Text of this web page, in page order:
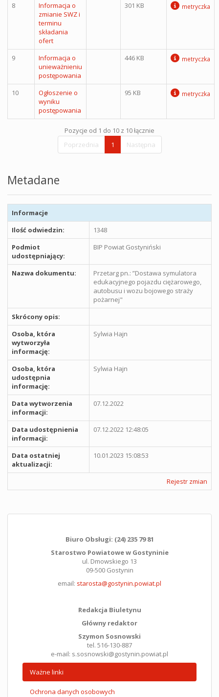
8
Informacja o
zmianie SWZ i
terminu
składania
ofert
301 KB metryczka
9
Informacja o
unieważnieniu
postępowania
446 KB metryczka
10
Ogłoszenie o
wyniku
postępowania
95 KB metryczka
Pozycje od 1 do 10 z 10 łącznie
Poprzednia
1 Następna
Metadane
Informacje
Ilość odwiedzin:
1348
Podmiot
udostępniający:
BIP Powiat Gostyniński
Nazwa dokumentu:
Przetarg pn.: ”Dostawa symulatora
edukacyjnego pojazdu ciężarowego,
autobusu i wozu bojowego straży
pożarnej"
Skrócony opis:
Osoba, która
wytworzyła
informację:
Sylwia Hajn
Osoba, która
udostępnia
informację:
Sylwia Hajn
Data wytworzenia
informacji:
07.12.2022
Data udostępnienia
informacji:
07.12.2022 12:48:05
Data ostatniej
aktualizacji:
10.01.2023 15:08:53
Rejestr zmian
Biuro Obsługi: (24) 235 79 81
Starostwo Powiatowe w Gostyninie
ul. Dmowskiego 13
09-500 Gostynin
email: starosta@gostynin.powiat.pl
Redakcja Biuletynu
Główny redaktor
Szymon Sosnowski
tel. 516-130-887
e-mail: s.sosnowski@gostynin.powiat.pl
Ważne linki
Ochrona danych osobowych